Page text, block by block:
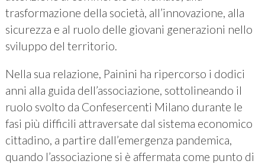
trasformazione della società, all’innovazione, alla
sicurezza e al ruolo delle giovani generazioni nello
sviluppo del territorio.
Nella sua relazione, Painini ha ripercorso i dodici
anni alla guida dell’associazione, sottolineando il
ruolo svolto da Confesercenti Milano durante le
fasi più difficili attraversate dal sistema economico
cittadino, a partire dall’emergenza pandemica,
quando l’associazione si è affermata come punto di